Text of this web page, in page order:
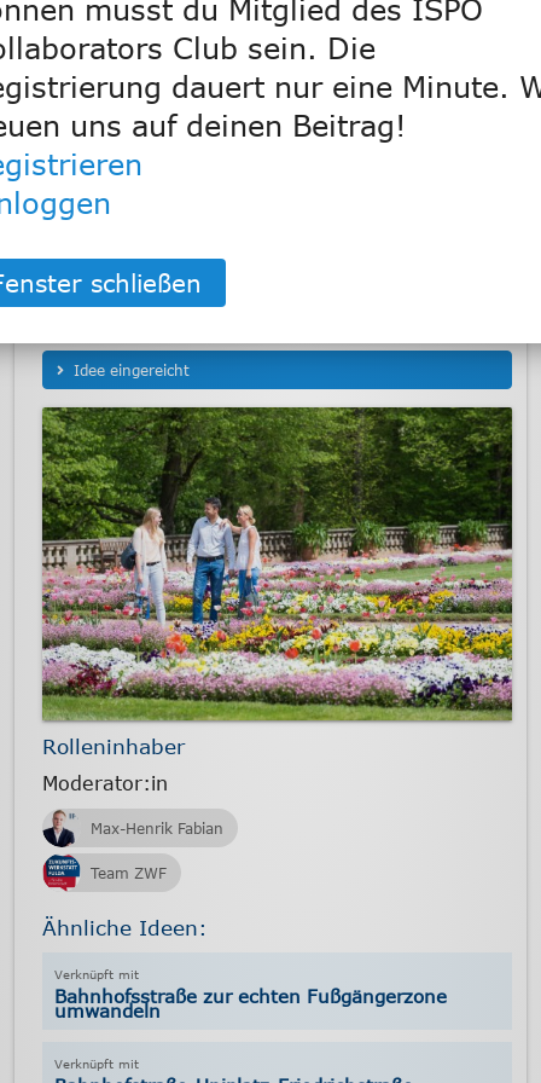
entstehen.
1 Kommentar
Peter Schwarz
Gute Idee. Aber auch die Friedrichstraße
Idee eingereicht
Rolleninhaber
Moderator:in
Max-Henrik Fabian
Team ZWF
Ähnliche Ideen:
Bahnhofsstraße zur echten Fußgängerzone
umwandeln
musst du Mitglied des ISPO
Club sein. Die
dauert nur eine Minute.
uns auf deinen Beitrag!